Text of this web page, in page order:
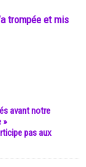
trompée et mis
avant notre
»
pas aux